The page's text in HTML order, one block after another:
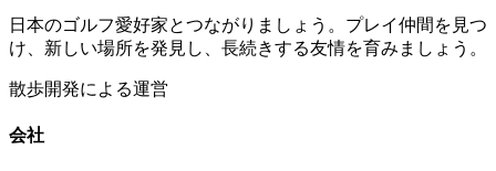
日本のゴルフ愛好家とつながりましょう。プレイ仲間を見つ
け、新しい場所を発見し、長続きする友情を育みましょう。
散歩開発による運営
会社